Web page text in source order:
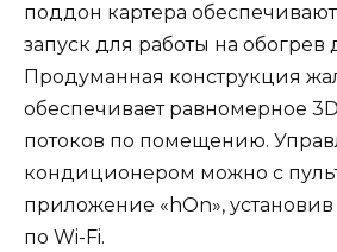
поддон картера
запуск для работы на обогрев
Продуманная конструкция
обеспечивает равномерное
потоков по помещению.
кондиционером можно с
приложение «hOn», установив
по Wi-Fi.